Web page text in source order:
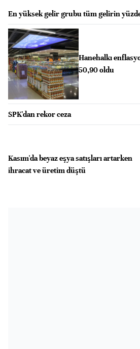
En yüksek gelir grubu tüm gelirin
Hanehalkı
50,90 oldu
SPK'dan rekor ceza
Kasım'da beyaz eşya satışları artarken
ihracat ve üretim düştü